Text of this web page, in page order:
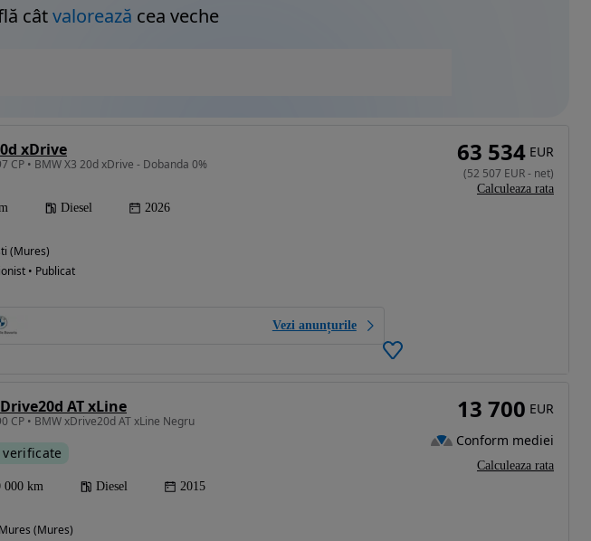
câtvalorează cea veche
xDrive
CP • BMW X3 20d xDrive - Dobanda 0%
Diesel 2026
(Mures)
• Publicat
Vezi anunțurile
63 534 EUR
(52 507 EUR- net)
Calculeaza rata
AT xLine
CP • BMW xDrive20d AT xLine Negru
000 km Diesel 2015
(Mures)
13 700 EUR
Conform mediei
Calculeaza rata